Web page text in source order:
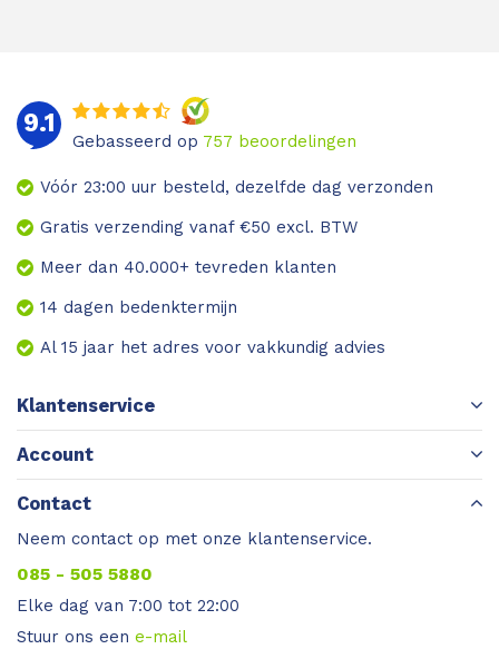
9.1
Gebasseerd op 757 beoordelingen
Vóór 23:00 uur besteld, dezelfde dag verzonden
Gratis verzending vanaf €50 excl. BTW
Meer dan 40.000+ tevreden klanten
14 dagen bedenktermijn
Al 15 jaar het adres voor vakkundig advies
Klantenservice
Account
Contact
Neem contact op met onze klantenservice.
085 - 505 5880
Elke dag van 7:00 tot 22:00
Stuur ons een e-mail